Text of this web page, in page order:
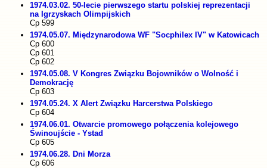
1974.03.02. 50-lecie pierwszego startu polskiej reprezentacji
na Igrzyskach Olimpijskich
Cp 599
1974.05.07. Międzynarodowa WF "Socphilex IV" w Katowicach
Cp 600
Cp 601
Cp 602
1974.05.08. V Kongres Związku Bojowników o Wolność i
Demokrację
Cp 603
1974.05.24. X Alert Związku Harcerstwa Polskiego
Cp 604
1974.06.01. Otwarcie promowego połączenia kolejowego
Świnoujście - Ystad
Cp 605
1974.06.28. Dni Morza
Cp 606